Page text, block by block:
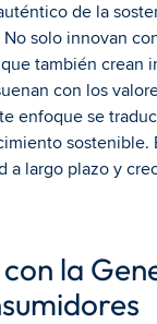
de la
solo innovan
también crean
con los
enfoque se
sostenible.
a largo plazo y
la